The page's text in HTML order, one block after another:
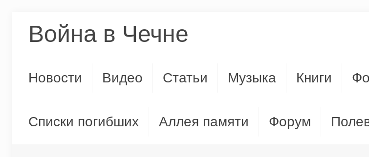
Война в Чечне
Новости Видео Статьи Музыка Книги
Списки погибших Аллея памяти Форум